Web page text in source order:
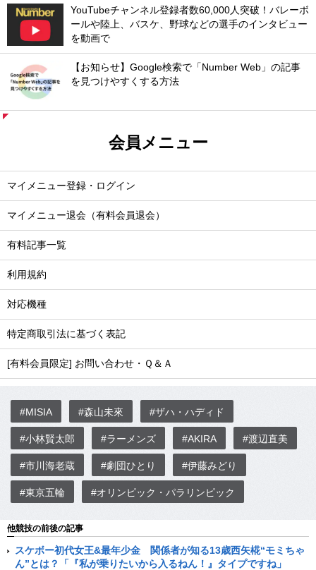
YouTubeチャンネル登録者数60,000人突破！バレーボ
ールや陸上、バスケ、野球などの選手のインタビュー
を動画で
【お知らせ】Google検索で「Number Web」の記事
を見つけやすくする方法
会員メニュー
マイメニュー登録・ログイン
マイメニュー退会（有料会員退会）
有料記事一覧
利用規約
対応機種
特定商取引法に基づく表記
[有料会員限定] お問い合わせ・Ｑ＆Ａ
#MISIA #森山未來 #ザハ・ハディド
#小林賢太郎 #ラーメンズ #AKIRA #渡辺直美
#市川海老蔵 #劇団ひとり #伊藤みどり
#東京五輪 #オリンピック・パラリンピック
他競技の前後の記事
スケボー初代女王&最年少金 関係者が知る13歳西矢椛“モミちゃ
ん”とは？「『私が乗りたいから入るねん！』タイプですね」